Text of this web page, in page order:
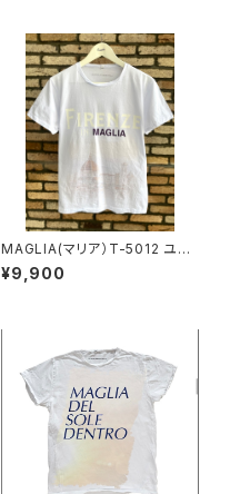
MAGLIA(マリア）T-5012 ユニ
セックスWプリントＴシャツ FIR
ENZE フローレンスパープル
¥9,900